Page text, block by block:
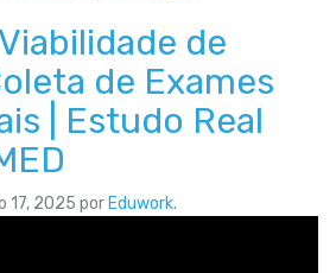
de
de Exames
| Estudo Real
17, 2025 porEduwork.